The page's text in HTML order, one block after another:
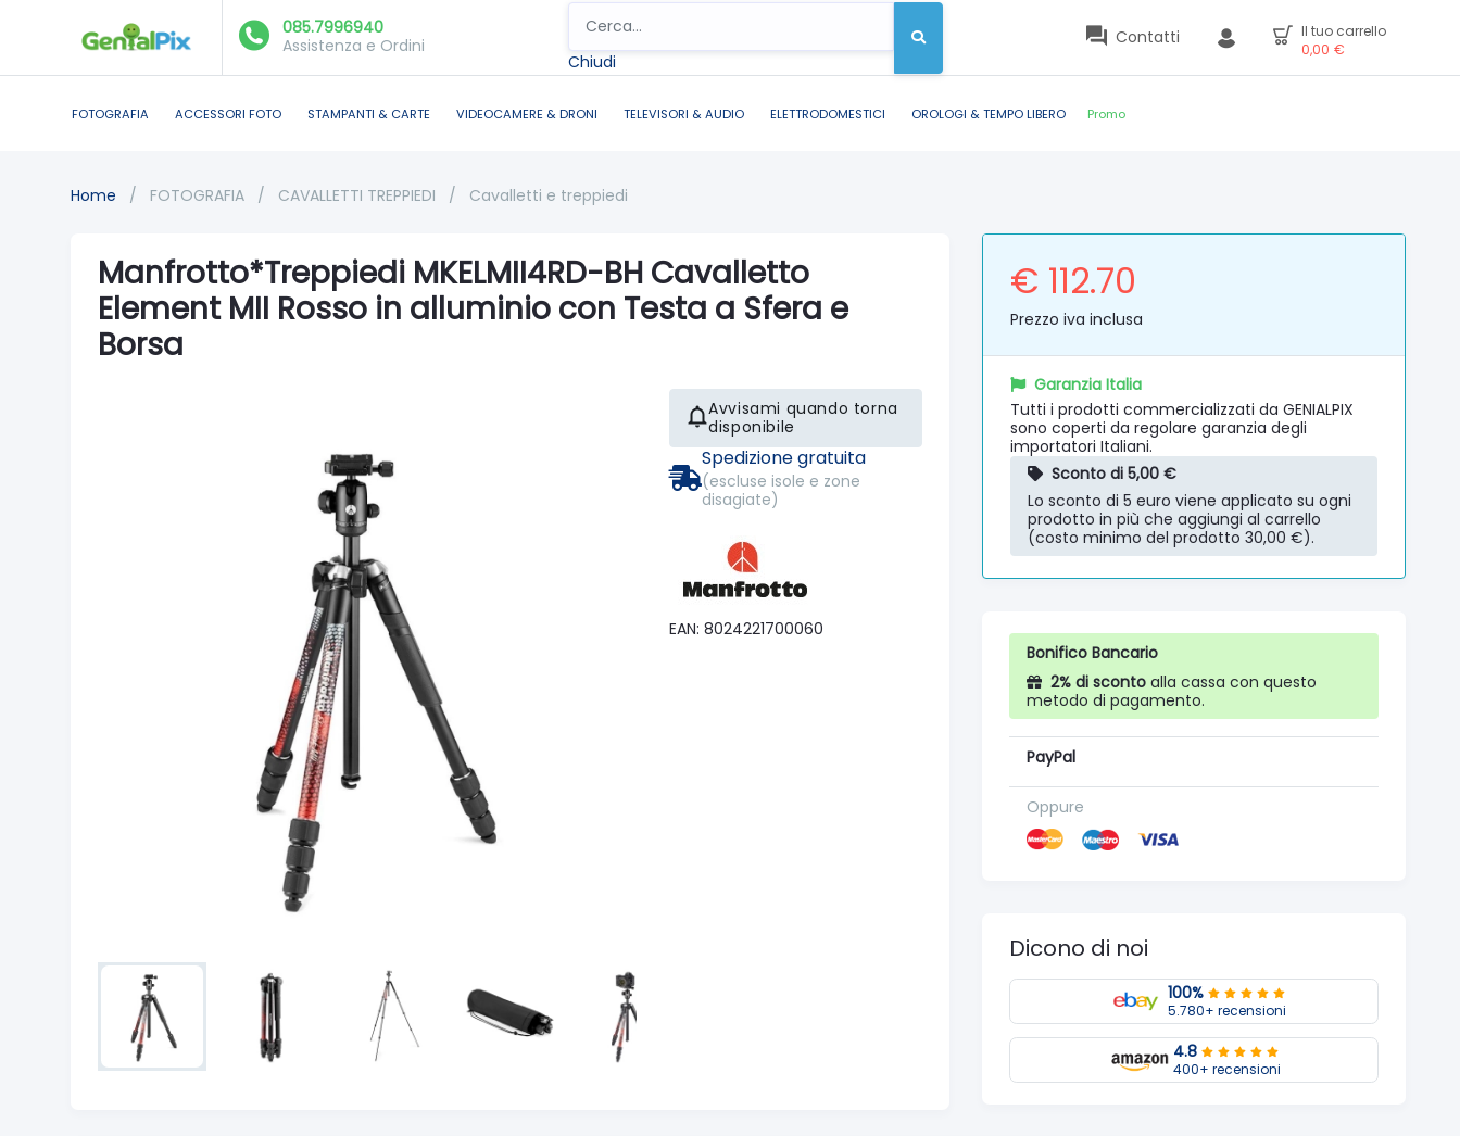
085.7996940
Assistenza e Ordini
Chiudi
Contatti
Il tuo carrello
0,00 €
FOTOGRAFIA ACCESSORI FOTO STAMPANTI & CARTE VIDEOCAMERE & DRONI TELEVISORI & AUDIO ELETTRODOMESTICI OROLOGI & TEMPO LIBERO Promo
Home / FOTOGRAFIA / CAVALLETTI TREPPIEDI / Cavalletti e treppiedi
Manfrotto*Treppiedi MKELMII4RD-BH Cavalletto
Element MII Rosso in alluminio con Testa a Sfera e
Borsa
Avvisami quando torna
disponibile
Spedizione gratuita
(escluse isole e zone
disagiate)
EAN: 8024221700060
€ 112.70
Prezzo iva inclusa
Garanzia Italia
Tutti i prodotti commercializzati da GENIALPIX
sono coperti da regolare garanzia degli
importatori Italiani.
Sconto di 5,00 €
Lo sconto di 5 euro viene applicato su ogni
prodotto in più che aggiungi al carrello
(costo minimo del prodotto 30,00 €).
Bonifico Bancario
2% di sconto alla cassa con questo
metodo di pagamento.
PayPal
Oppure
Dicono di noi
100%
5.780+ recensioni
4.8
400+ recensioni